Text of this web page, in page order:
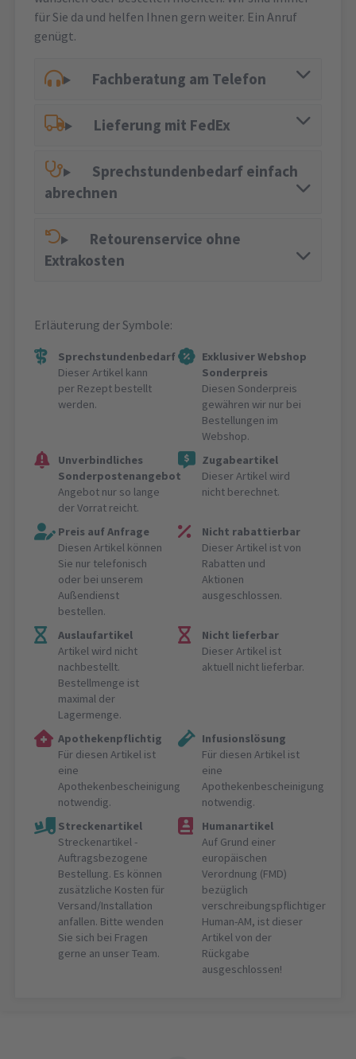
für Sie da und helfen Ihnen gern weiter. Ein Anruf
genügt.
Fachberatung am Telefon
Lieferung mit FedEx
Sprechstundenbedarf einfach
abrechnen
Retourenservice ohne
Extrakosten
Erläuterung der Symbole:
Sprechstundenbedarf
Dieser Artikel kann
per Rezept bestellt
werden.
Exklusiver Webshop
Sonderpreis
Diesen Sonderpreis
gewähren wir nur bei
Bestellungen im
Webshop.
Unverbindliches
Sonderpostenangebot
Angebot nur so lange
der Vorrat reicht.
Zugabeartikel
Dieser Artikel wird
nicht berechnet.
Preis auf Anfrage
Diesen Artikel können
Sie nur telefonisch
oder bei unserem
Außendienst
bestellen.
Nicht rabattierbar
Dieser Artikel ist von
Rabatten und
Aktionen
ausgeschlossen.
Auslaufartikel
Artikel wird nicht
nachbestellt.
Bestellmenge ist
maximal der
Lagermenge.
Nicht lieferbar
Dieser Artikel ist
aktuell nicht lieferbar.
Apothekenpflichtig
Für diesen Artikel ist
eine
Apothekenbescheinigung
notwendig.
Infusionslösung
Für diesen Artikel ist
eine
Apothekenbescheinigung
notwendig.
Streckenartikel
Streckenartikel -
Auftragsbezogene
Bestellung. Es können
zusätzliche Kosten für
Versand/Installation
anfallen. Bitte wenden
Sie sich bei Fragen
gerne an unser Team.
Humanartikel
Auf Grund einer
europäischen
Verordnung (FMD)
bezüglich
verschreibungspflichtiger
Human-AM, ist dieser
Artikel von der
Rückgabe
ausgeschlossen!